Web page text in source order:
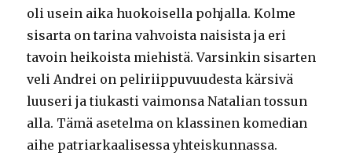
oli usein aika huokoisella pohjalla. Kolme
sisarta on tarina vahvoista naisista ja eri
tavoin heikoista miehistä. Varsinkin sisarten
veli Andrei on peliriippuvuudesta kärsivä
luuseri ja tiukasti vaimonsa Natalian tossun
alla. Tämä asetelma on klassinen komedian
aihe patriarkaalisessa yhteiskunnassa.